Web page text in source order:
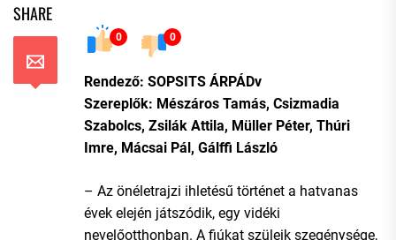
SHARE
0 0
Rendező: SOPSITS ÁRPÁDv
Szereplők: Mészáros Tamás, Csizmadia
Szabolcs, Zsilák Attila, Müller Péter, Thúri
Imre, Mácsai Pál, Gálffi László
– Az önéletrajzi ihletésű történet a hatvanas
évek elején játszódik, egy vidéki
nevelőotthonban. A fiúkat szüleik szegénysége,